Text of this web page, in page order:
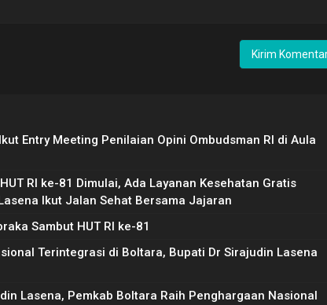
Entry Meeting Penilaian Opini Ombudsman RI di Aula
RI ke-81 Dimulai, Ada Layanan Kesehatan Gratis
Ikut Jalan Sehat Bersama Jajaran
Sambut HUT RI ke-81
Terintegrasi di Boltara, Bupati Dr Sirajudin Lasena
Lasena, Pemkab Boltara Raih Penghargaan Nasional